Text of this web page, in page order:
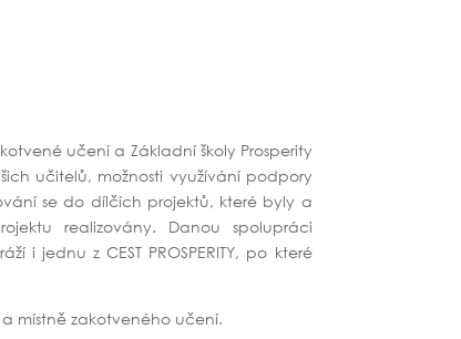
učení a Základní školy Prosperity
učitelů, možnosti využívání podpory
se do dílčích projektů, které byly a
realizovány. Danou spolupráci
i jednu z CEST PROSPERITY, po které
a místně zakotveného učení.